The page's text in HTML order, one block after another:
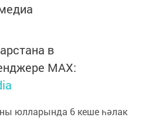
в
MАХ:
юлларында 6 кеше һәлак